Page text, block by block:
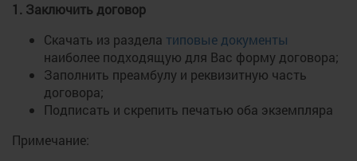
1. Заключить договор
Скачать из раздела типовые документы
наиболее подходящую для Вас форму договора;
Заполнить преамбулу и реквизитную часть
договора;
Подписать и скрепить печатью оба экземпляра
Примечание: